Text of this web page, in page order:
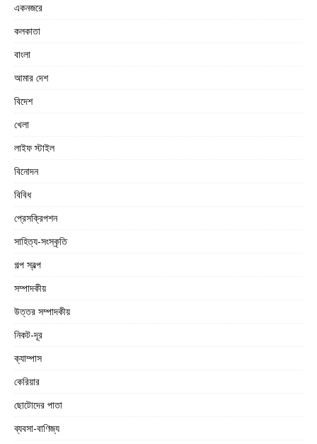
একনজরে
কলকাতা
বাংলা
আমার দেশ
বিদেশ
খেলা
লাইফ স্টাইল
বিনোদন
বিবিধ
প্রেসক্রিপশন
সাহিত্য-সংস্কৃতি
গল্প স্বল্প
সম্পাদকীয়
উত্তর সম্পাদকীয়
নিকট-দূর
ক্যাম্পাস
কেরিয়ার
ছোটোদের পাতা
ব্যবসা-বাণিজ্য